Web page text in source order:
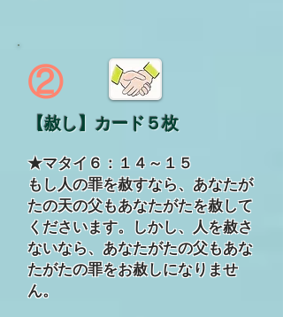
②
【赦し】カード５枚
★マタイ６：１４～１５
もし人の罪を赦すなら、あなたが
たの天の父もあなたがたを赦して
くださいます。しかし、人を赦さ
ないなら、あなたがたの父もあな
たがたの罪をお赦しになりませ
ん。